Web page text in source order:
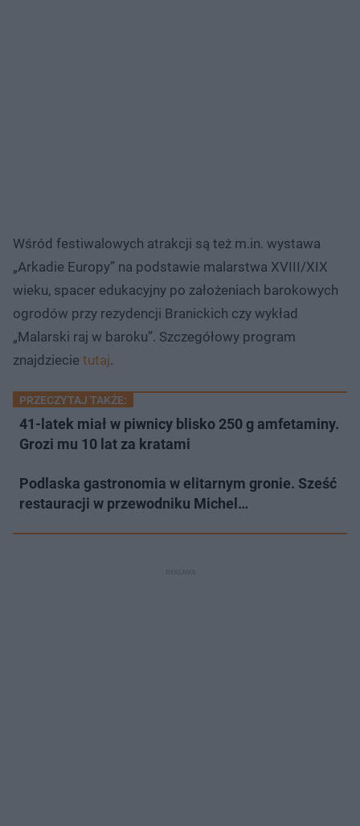
Wśród festiwalowych atrakcji są też m.in. wystawa
„Arkadie Europy” na podstawie malarstwa XVIII/XIX
wieku, spacer edukacyjny po założeniach barokowych
ogrodów przy rezydencji Branickich czy wykład
„Malarski raj w baroku”. Szczegółowy program
znajdziecie tutaj.
PRZECZYTAJ TAKŻE:
41-latek miał w piwnicy blisko 250 g amfetaminy.
Grozi mu 10 lat za kratami
Podlaska gastronomia w elitarnym gronie. Sześć
restauracji w przewodniku Michel…